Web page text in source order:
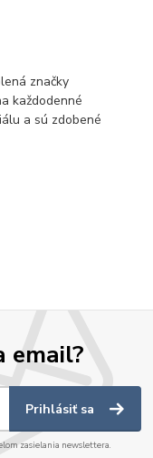
značky
každodenné
a sú zdobené
email?
Prihlásiť sa
zasielania newslettera.